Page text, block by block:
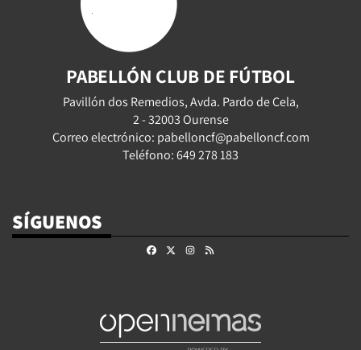
PABELLÓN CLUB DE FÚTBOL
Pavillón dos Remedios, Avda. Pardo de Cela,
2 - 32003 Ourense
Correo electrónico: pabelloncf@pabelloncf.com
Teléfono: 649 278 183
SÍGUENOS
FacebookInstagram